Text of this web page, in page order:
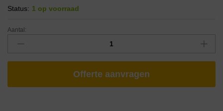
Status: 1 op voorraad
Aantal:
Offerte aanvragen